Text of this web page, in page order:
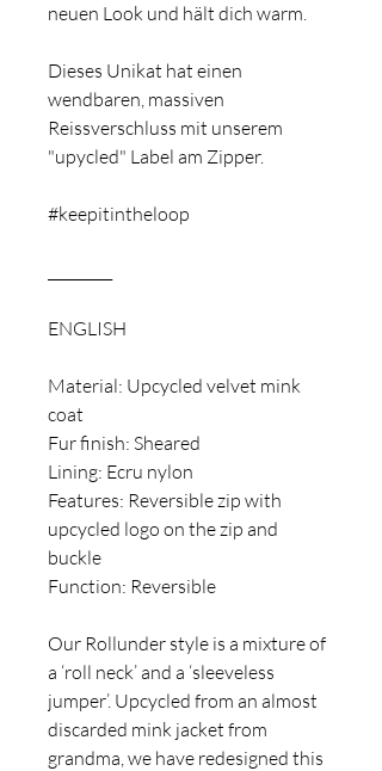
neuen Look und hält dich warm.
Dieses Unikat hat einen
wendbaren, massiven
Reissverschluss mit unserem
"upycled" Label am Zipper.
#keepitintheloop
ENGLISH
Material: Upcycled velvet mink
coat
Fur finish: Sheared
Lining: Ecru nylon
Features: Reversible zip with
upcycled logo on the zip and
buckle
Function: Reversible
Our Rollunder style is a mixture of
a ‘roll neck’ and a ‘sleeveless
jumper’. Upcycled from an almost
discarded mink jacket from
grandma, we have redesigned this